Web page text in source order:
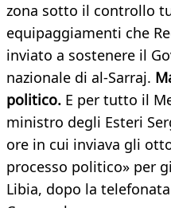
zona sotto il controllo
equipaggiamenti che
inviato a sostenere il
nazionale di al-Sarraj.
politico. E per tutto il
ministro degli Esteri
ore in cui inviava gli
processo politico» per
Libia, dopo la